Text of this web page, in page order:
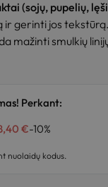
(sojų, pupelių,
ir gerinti jos tekstūrą.
mažinti smulkių
Perkant:
€-10%
nuolaidų kodus.